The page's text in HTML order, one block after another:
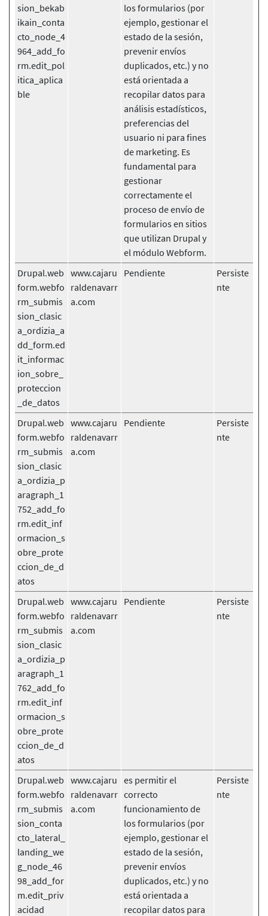
sion_bekab
ikain_conta
cto_node_4
964_add_fo
rm.edit_pol
itica_aplica
ble
los formularios (por
ejemplo, gestionar el
estado de la sesión,
prevenir envíos
duplicados, etc.) y no
está orientada a
recopilar datos para
análisis estadísticos,
preferencias del
usuario ni para fines
de marketing. Es
fundamental para
gestionar
correctamente el
proceso de envío de
formularios en sitios
que utilizan Drupal y
el módulo Webform.
Drupal.web
form.webfo
rm_submis
sion_clasic
a_ordizia_a
dd_form.ed
it_informac
ion_sobre_
proteccion
_de_datos
www.cajaru
raldenavarr
a.com
Pendiente
Persiste
nte
Drupal.web
form.webfo
rm_submis
sion_clasic
a_ordizia_p
aragraph_1
752_add_fo
rm.edit_inf
ormacion_s
obre_prote
ccion_de_d
atos
www.cajaru
raldenavarr
a.com
Pendiente
Persiste
nte
Drupal.web
form.webfo
rm_submis
sion_clasic
a_ordizia_p
aragraph_1
762_add_fo
rm.edit_inf
ormacion_s
obre_prote
ccion_de_d
atos
www.cajaru
raldenavarr
a.com
Pendiente
Persiste
nte
Drupal.web
form.webfo
rm_submis
sion_conta
cto_lateral_
landing_we
g_node_46
98_add_for
m.edit_priv
acidad
www.cajaru
raldenavarr
a.com
es permitir el
correcto
funcionamiento de
los formularios (por
ejemplo, gestionar el
estado de la sesión,
prevenir envíos
duplicados, etc.) y no
está orientada a
recopilar datos para
Persiste
nte